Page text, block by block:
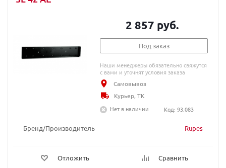
Бренд/Производитель Rupes
Отложить Сравнить
2 857 руб.
Под заказ
Наши менеджеры обязательно свяжутся
с вами и уточнят условия заказа
Самовывоз
Курьер, ТК
Нет в наличии
Код: 93.083